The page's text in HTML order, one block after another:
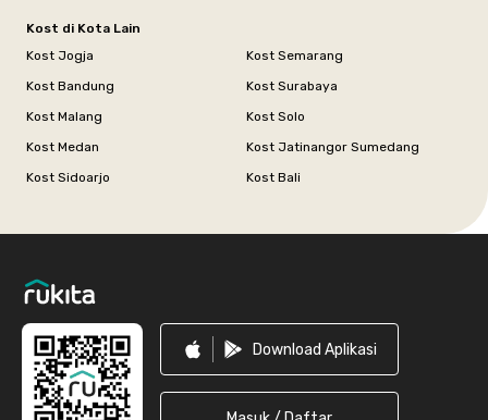
Kost di Kota Lain
Kost Jogja
Kost Semarang
Kost Bandung
Kost Surabaya
Kost Malang
Kost Solo
Kost Medan
Kost Jatinangor Sumedang
Kost Sidoarjo
Kost Bali
Download Aplikasi